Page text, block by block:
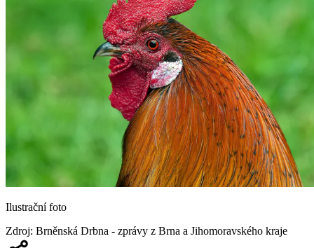
Ilustrační foto
Zdroj: Brněnská Drbna - zprávy z Brna a Jihomoravského kraje